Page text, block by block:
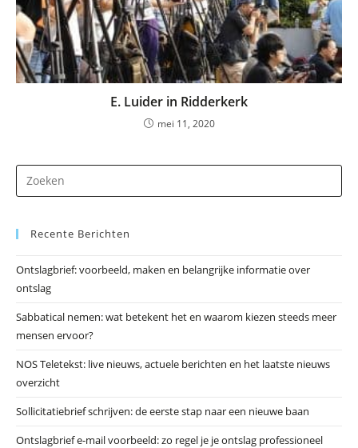
E. Luider in Ridderkerk
mei 11, 2020
op
Recente Berichten
Ontslagbrief: voorbeeld, maken en belangrijke informatie over
ontslag
Sabbatical nemen: wat betekent het en waarom kiezen steeds meer
mensen ervoor?
NOS Teletekst: live nieuws, actuele berichten en het laatste nieuws
overzicht
Sollicitatiebrief schrijven: de eerste stap naar een nieuwe baan
Ontslagbrief e-mail voorbeeld: zo regel je je ontslag professioneel